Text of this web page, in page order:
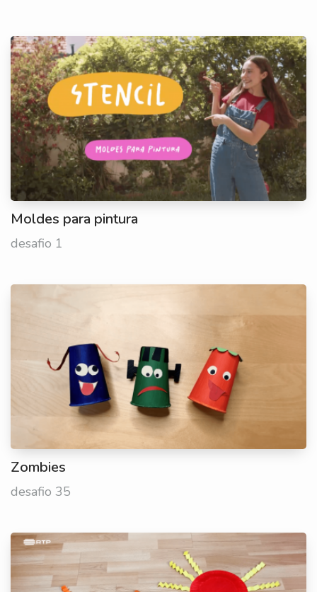
Moldes para pintura
desafio 1
Zombies
desafio 35